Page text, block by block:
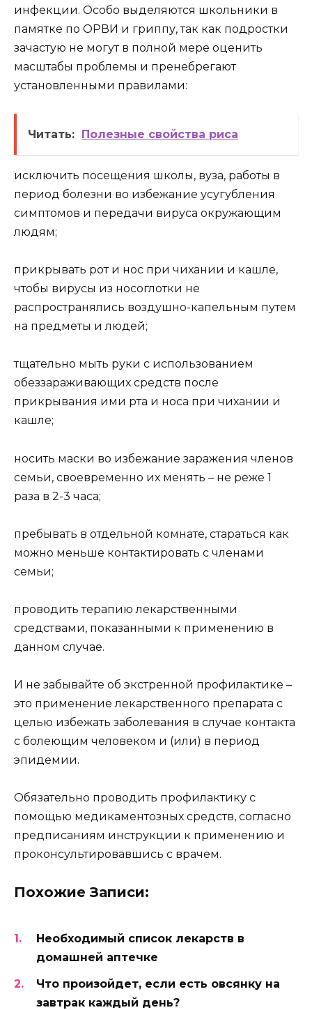
инфекции. Особо выделяются школьники в
памятке по ОРВИ и гриппу, так как подростки
зачастую не могут в полной мере оценить
масштабы проблемы и пренебрегают
установленными правилами:
Читать: Полезные свойства риса
исключить посещения школы, вуза, работы в
период болезни во избежание усугубления
симптомов и передачи вируса окружающим
людям;
прикрывать рот и нос при чихании и кашле,
чтобы вирусы из носоглотки не
распространялись воздушно-капельным путем
на предметы и людей;
тщательно мыть руки с использованием
обеззараживающих средств после
прикрывания ими рта и носа при чихании и
кашле;
носить маски во избежание заражения членов
семьи, своевременно их менять – не реже 1
раза в 2-3 часа;
пребывать в отдельной комнате, стараться как
можно меньше контактировать с членами
семьи;
проводить терапию лекарственными
средствами, показанными к применению в
данном случае.
И не забывайте об экстренной профилактике –
это применение лекарственного препарата с
целью избежать заболевания в случае контакта
с болеющим человеком и (или) в период
эпидемии.
Обязательно проводить профилактику с
помощью медикаментозных средств, согласно
предписаниям инструкции к применению и
проконсультировавшись с врачем.
Похожие Записи:
Необходимый список лекарств в
домашней аптечке
Что произойдет, если есть овсянку на
завтрак каждый день?